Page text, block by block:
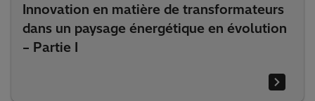
Innovation en matière de transformateurs
dans un paysage énergétique en évolution
– Partie I